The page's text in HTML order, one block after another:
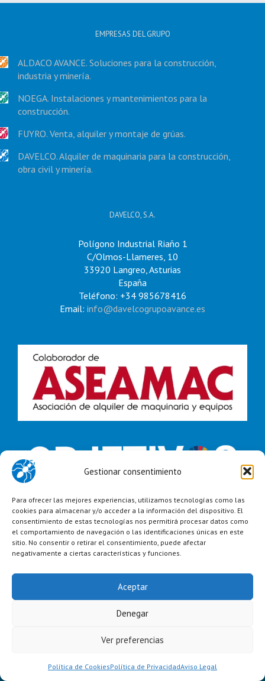
Gestionar consentimiento
Para ofrecer las mejores experiencias, utilizamos tecnologías como las
cookies para almacenar y/o acceder a la información del dispositivo. El
consentimiento de estas tecnologías nos permitirá procesar datos como
el comportamiento de navegación o las identificaciones únicas en este
sitio. No consentir o retirar el consentimiento, puede afectar
negativamente a ciertas características y funciones.
Aceptar
Denegar
Ver preferencias
Política de CookiesPolítica de PrivacidadAviso Legal
EMPRESAS DEL GRUPO
ALDACO AVANCE. Soluciones para la construcción,
industria y minería.
NOEGA. Instalaciones y mantenimientos para la
construcción.
FUYRO. Venta, alquiler y montaje de grúas.
DAVELCO. Alquiler de maquinaria para la construcción,
obra civil y minería.
DAVELCO, S.A.
Polígono Industrial Riaño 1
C/Olmos-Llameres, 10
33920 Langreo, Asturias
España
Teléfono: +34 985678416
Email: info@davelcogrupoavance.es
Copyright 2023 Grupo Avance |Aviso Legal
Alquiler